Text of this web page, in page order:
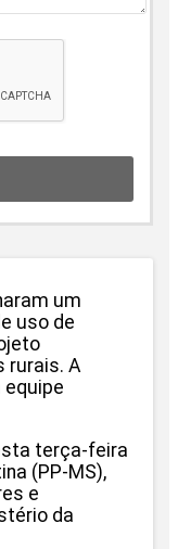
um
uso de
rurais. A
terça-feira
(PP-MS),
e
da